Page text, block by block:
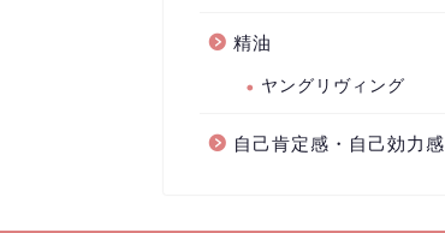
精油
ヤングリヴィング
自己肯定感・自己効力感